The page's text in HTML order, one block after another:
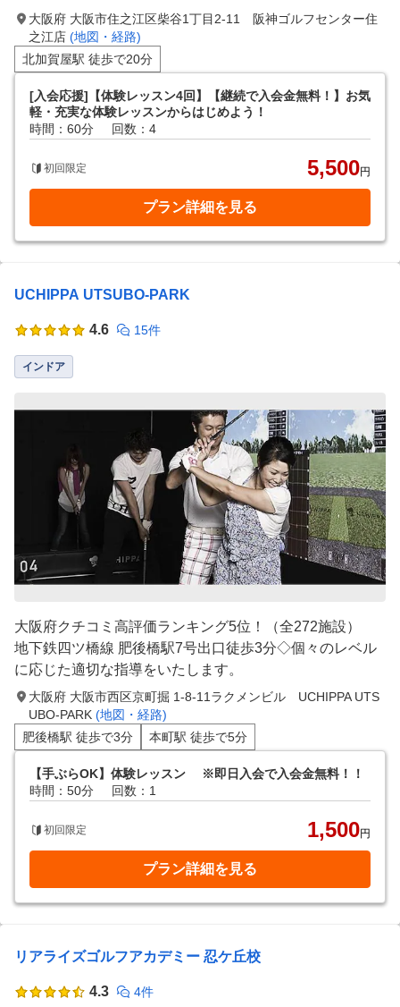
大阪府 大阪市住之江区柴谷1丁目2-11 阪神ゴルフセンター住
之江店 (地図・経路)
北加賀屋駅 徒歩で20分
[入会応援]【体験レッスン4回】【継続で入会金無料！】お気
軽・充実な体験レッスンからはじめよう！
時間：60分
回数：4
初回限定 5,500円
プラン詳細を見る
UCHIPPA UTSUBO-PARK
4.6 15件
インドア
大阪府クチコミ高評価ランキング5位！（全272施設）
地下鉄四ツ橋線 肥後橋駅7号出口徒歩3分◇個々のレベル
に応じた適切な指導をいたします。
大阪府 大阪市西区京町掘 1-8-11ラクメンビル UCHIPPA UTS
UBO-PARK (地図・経路)
肥後橋駅 徒歩で3分
本町駅 徒歩で5分
【手ぶらOK】体験レッスン ※即日入会で入会金無料！！
時間：50分
回数：1
初回限定 1,500円
プラン詳細を見る
リアライズゴルフアカデミー 忍ケ丘校
4.3 4件